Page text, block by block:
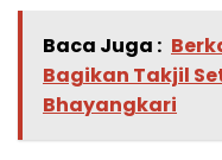
Baca Juga :
Bagikan Takjil
Bhayangkari